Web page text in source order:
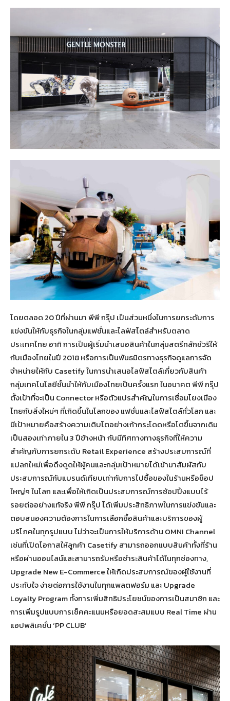
โดยตลอด 20 ปีที่ผ่านมา พีพี กรุ๊ป เป็นส่วนหนึ่งในการยกระดับการ
แข่งขันให้กับธุรกิจในกลุ่มแฟชั่นและไลฟ์สไตล์สำหรับตลาด
ประเทศไทย อาทิ การเป็นผู้เริ่มนำเสนอสินค้าในกลุ่มสตรีทลักชัวรีให้
กับเมืองไทยในปี 2018 หรือการเป็นพันธมิตรทางธุรกิจดูแลการจัด
จำหน่ายให้กับ Casetify ในการนำเสนอไลฟ์สไตล์เกี่ยวกับสินค้า
กลุ่มเทคโนโลยีชั้นนำให้กับเมืองไทยเป็นครั้งแรก ในอนาคต พีพี กรุ๊ป
ตั้งเป้าที่จะเป็น Connector หรือตัวแปรสำคัญในการเชื่อมโยงเมือง
ไทยกับสิ่งใหม่ๆ ที่เกิดขึ้นในโลกของ แฟชั่นและไลฟ์สไตล์ทั่วโลก และ
มีเป้าหมายคือสร้างความเติบโตอย่างเก้ากระโดดหรือโตขึ้นจากเดิม
เป็นสองเท่าภายใน 3 ปีข้างหน้า กับมีทิศทางทางธุรกิจที่ให้ความ
สำคัญกับการยกระดับ Retail Experience สร้างประสบการณ์ที่
แปลกใหม่เพื่อดึงดูดให้ผู้คนและกลุ่มเป้าหมายได้เข้ามาสัมผัสกับ
ประสบการณ์กับแบรนด์เทียบเท่ากับการไปซื้อของในร้านหรือช็อป
ใหญ่ๆ ในโลก และเพื่อให้เกิดเป็นประสบการณ์การช้อปปิ้งแบบไร้
รอยต่ออย่างแท้จริง พีพี กรุ๊ป ได้เพิ่มประสิทธิภาพในการแข่งขันและ
ตอบสนองความต้องการในการเลือกซื้อสินค้าและบริการของผู้
บริโภคในทุกรูปแบบ ไม่ว่าจะเป็นการให้บริการด้าน OMNI Channel
เช่นที่เปิดโอกาสให้ลูกค้า Casetify สามารถออกแบบสินค้าทั้งที่ร้าน
หรือผ่านออนไลน์และสามารถรับหรือชำระสินค้าได้ในทุกช่องทาง,
Upgrade New E-Commerce ให้เกิดประสบการณ์ของผู้ใช้งานที่
ประทับใจ ง่ายต่อการใช้งานในทุกแพลตฟอร์ม และ Upgrade
Loyalty Program ทั้งการเพิ่มสิทธิประโยชน์ของการเป็นสมาชิก และ
การเพิ่มรูปแบบการเช็คคะแนนหรือยอดสะสมแบบ Real Time ผ่าน
แอปพลิเคชั่น ‘PP CLUB’